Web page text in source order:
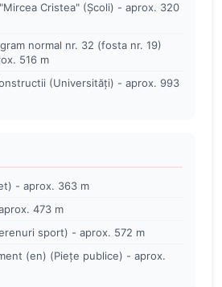
Cristea" (Școli) - aprox. 320
normal nr. 32 (fosta nr. 19)
516 m
(Universități) - aprox. 993
- aprox. 363 m
473 m
sport) - aprox. 572 m
(en) (Piețe publice) - aprox.